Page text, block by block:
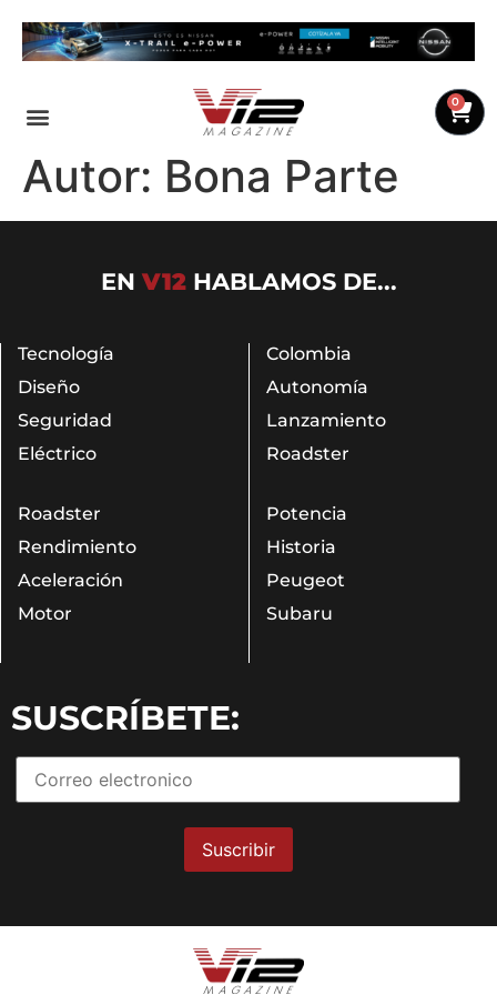
0
Autor: Bona Parte
ENV12HABLAMOS DE...
Tecnología
Diseño
Seguridad
Eléctrico
Colombia
Autonomía
Lanzamiento
Roadster
Roadster
Rendimiento
Aceleración
Motor
Potencia
Historia
Peugeot
Subaru
SUSCRÍBETE: